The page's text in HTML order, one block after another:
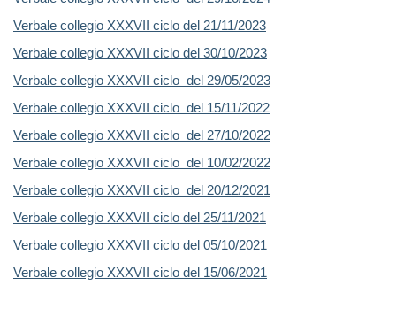
Verbale collegio XXXVII ciclo del 21/11/2023
Verbale collegio XXXVII ciclo del 30/10/2023
Verbale collegio XXXVII ciclo del 29/05/2023
Verbale collegio XXXVII ciclo del 15/11/2022
Verbale collegio XXXVII ciclo del 27/10/2022
Verbale collegio XXXVII ciclo del 10/02/2022
Verbale collegio XXXVII ciclo del 20/12/2021
Verbale collegio XXXVII ciclo del 25/11/2021
Verbale collegio XXXVII ciclo del 05/10/2021
Verbale collegio XXXVII ciclo del 15/06/2021